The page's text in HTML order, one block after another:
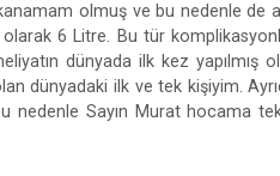
olmuş ve bu nedenle de
6 Litre. Bu tür
dünyada ilk kez yapılmış
dünyadaki ilk ve tek kişiyim.
nedenle Sayın Murat hocama